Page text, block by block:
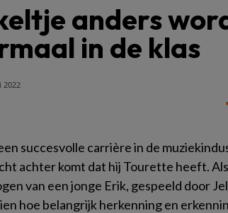
anders
in de klas
2022
succesvolle carrière in de
achter komt dat hij Tourette heeft.
van een jonge Erik, gespeeld door
hoe belangrijk herkenning en